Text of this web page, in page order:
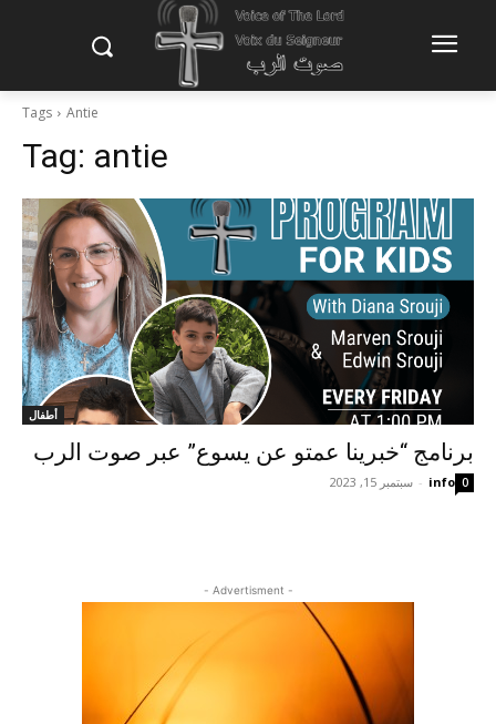
Tags Antie
Tag: antie
أطفال
برنامج “خبرينا عمتو عن يسوع” عبر صوت الرب
info
- سبتمبر 15, 2023 0
- Advertisment -